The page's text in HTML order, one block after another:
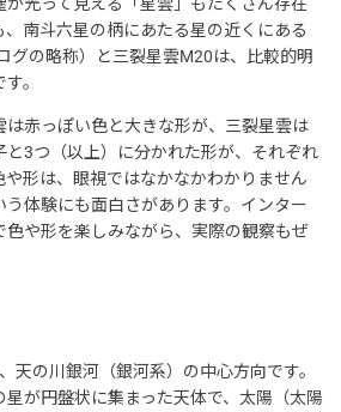
、南斗六星の柄にあたる星の近くにある
グの略称）と三裂星雲M20は、比較的明
。
赤っぽい色と大きな形が、三裂星雲は
と3つ（以上）に分かれた形が、それぞれ
形は、眼視ではなかなかわかりません
体験にも面白さがあります。インター
色や形を楽しみながら、実際の観察もぜ
天の川銀河（銀河系）の中心方向です。
が円盤状に集まった天体で、太陽（太陽